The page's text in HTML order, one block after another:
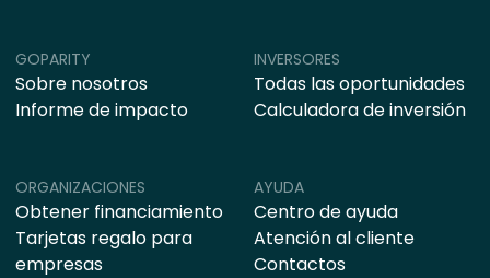
ORGANIZACIONES
Obtener financiamiento
Tarjetas regalo para
empresas
AYUDA
Centro de ayuda
Atención al cliente
Contactos
GOPARITY
Sobre nosotros
Informe de impacto
INVERSORES
Todas las oportunidades
Calculadora de inversión